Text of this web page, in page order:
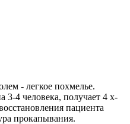
- легкое похмелье.
3-4 человека, получает 4 х-
пациента
прокапывания.